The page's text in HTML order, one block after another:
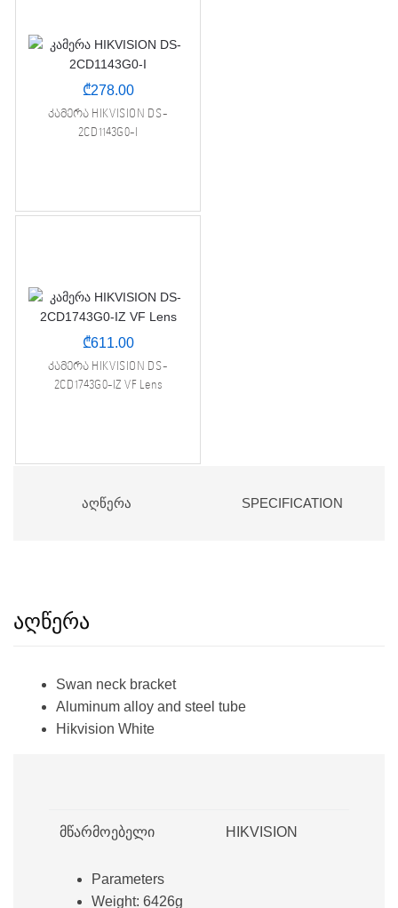
₾278.00
კამერა HIKVISION DS-
2CD1143G0-I
₾611.00
კამერა HIKVISION DS-
2CD1743G0-IZ VF Lens
ᲐᲦᲬᲔᲠᲐ SPECIFICATION
აღწერა
Swan neck bracket
Aluminum alloy and steel tube
Hikvision White
მწარმოებელი HIKVISION
Parameters
Weight: 6426g